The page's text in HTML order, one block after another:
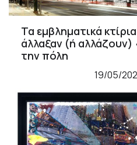
Τα εμβληματικά
άλλαξαν (ή
την πόλη
19/05/